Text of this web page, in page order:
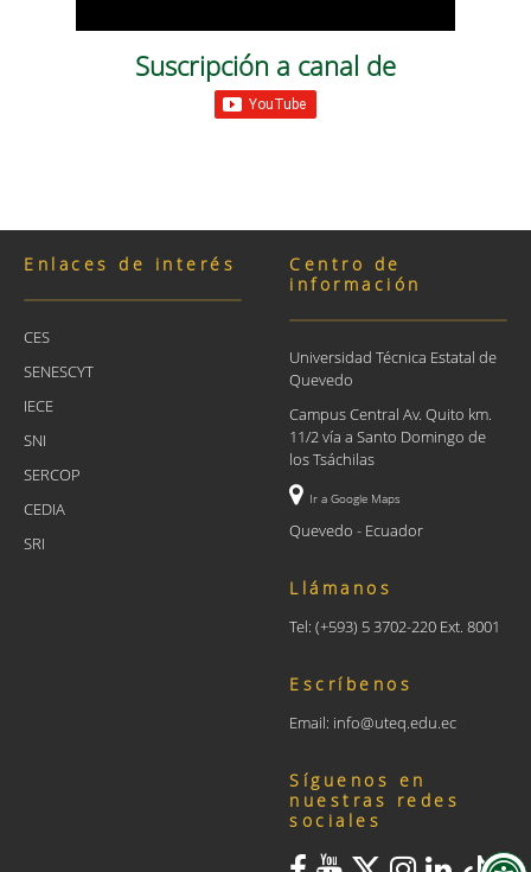
Suscripción a canal de
Enlaces de interés
CES
SENESCYT
IECE
SNI
SERCOP
CEDIA
SRI
Centro de
información
Universidad Técnica Estatal de
Quevedo
Campus Central Av. Quito km.
11/2 vía a Santo Domingo de
los Tsáchilas
Ir a Google Maps
Quevedo - Ecuador
Llámanos
Tel: (+593) 5 3702-220 Ext. 8001
Escríbenos
Email: info@uteq.edu.ec
Síguenos en
nuestras redes
sociales